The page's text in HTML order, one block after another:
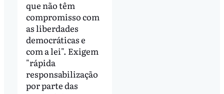
que não têm
compromisso com
as liberdades
democráticas e
com a lei". Exigem
"rápida
responsabilização
por parte das